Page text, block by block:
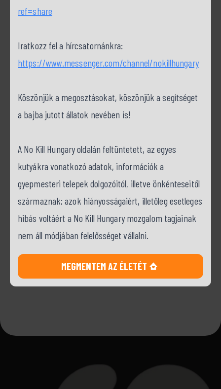
ref=share
Iratkozz fel a hírcsatornánkra:
https://www.messenger.com/channel/nokillhungary
Köszönjük a megosztásokat, köszönjük a segítséget
a bajba jutott állatok nevében is!
A No Kill Hungary oldalán feltüntetett, az egyes
kutyákra vonatkozó adatok, információk a
gyepmesteri telepek dolgozóitól, illetve önkénteseitől
származnak; azok hiányosságaiért, illetőleg esetleges
hibás voltáért a No Kill Hungary mozgalom tagjainak
nem áll módjában felelősséget vállalni.
MEGMENTEM AZ ÉLETÉT